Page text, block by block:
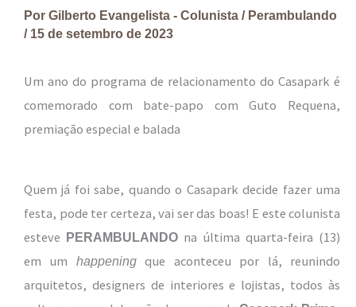
Por Gilberto Evangelista - Colunista / Perambulando
/ 15 de setembro de 2023
Um ano do programa de relacionamento do Casapark é
comemorado com bate-papo com Guto Requena,
premiação especial e balada
Quem já foi sabe, quando o Casapark decide fazer uma
festa, pode ter certeza, vai ser das boas! E este colunista
esteve PERAMBULANDO na última quarta-feira (13)
em um happeningque aconteceu por lá, reunindo
arquitetos, designers de interiores e lojistas, todos às